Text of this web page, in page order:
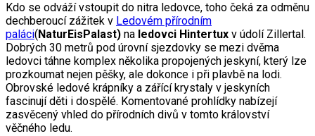
Kdo se odváží vstoupit do nitra ledovce, toho čeká za odměnu
dechberoucí zážitek v Ledovém přírodním
paláci( NaturEisPalast) na ledovci Hintertux v údolí Zillertal.
Dobrých 30 metrů pod úrovní sjezdovky se mezi dvěma
ledovci táhne komplex několika propojených jeskyní, který lze
prozkoumat nejen pěšky, ale dokonce i při plavbě na lodi.
Obrovské ledové krápníky a zářící krystaly v jeskyních
fascinují děti i dospělé. Komentované prohlídky nabízejí
zasvěcený vhled do přírodních divů v tomto království
věčného ledu.